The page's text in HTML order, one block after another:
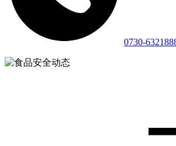
0730-